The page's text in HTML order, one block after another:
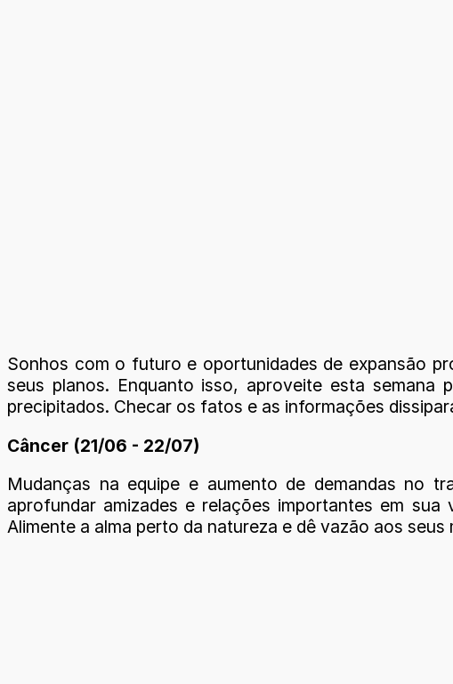
Sonhos com o futuro e oportunidades de expansão
seus planos. Enquanto isso, aproveite esta semana
precipitados. Checar os fatos e as informações
Câncer (21/06 - 22/07)
Mudanças na equipe e aumento de demandas no
aprofundar amizades e relações importantes em
Alimente a alma perto da natureza e dê vazão aos